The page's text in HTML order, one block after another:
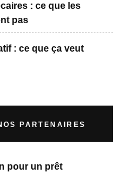
: ce que les
pas
: ce que ça veut
PARTENAIRES
pour un prêt